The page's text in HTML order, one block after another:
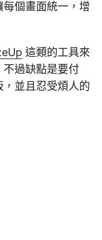
個畫面統一，增
這類的工具來
過缺點是要付
並且忍受煩人的